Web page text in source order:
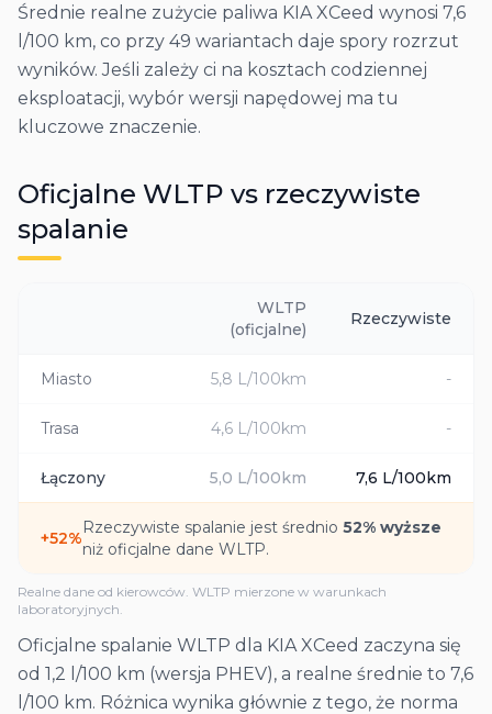
Średnie realne zużycie paliwa KIA XCeed wynosi 7,6
l/100 km, co przy 49 wariantach daje spory rozrzut
wyników. Jeśli zależy ci na kosztach codziennej
eksploatacji, wybór wersji napędowej ma tu
kluczowe znaczenie.
Oficjalne WLTP vs rzeczywiste
spalanie
WLTP
(oficjalne)
Rzeczywiste
Miasto 5,8 L/100km -
Trasa 4,6 L/100km -
Łączony 5,0 L/100km 7,6 L/100km
+52%
Rzeczywiste spalanie jest średnio 52% wyższe
niż oficjalne dane WLTP.
Realne dane od kierowców. WLTP mierzone w warunkach
laboratoryjnych.
Oficjalne spalanie WLTP dla KIA XCeed zaczyna się
od 1,2 l/100 km (wersja PHEV), a realne średnie to 7,6
l/100 km. Różnica wynika głównie z tego, że norma